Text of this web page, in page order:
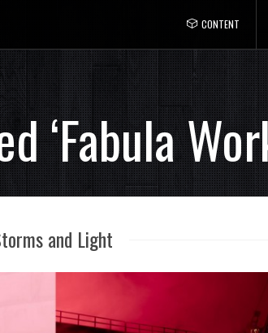
CONTENT
‘Fabula
and Light